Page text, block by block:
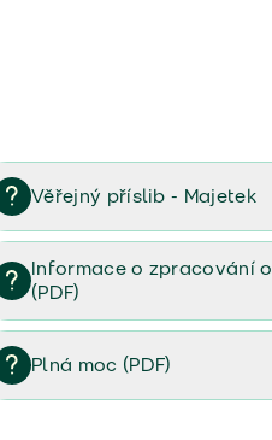
Věřejný příslib - Majetek
Věřejný příslib majetek 2023
Informace o zpracování
(PDF)
Informace o zpracování
Plná moc (PDF)